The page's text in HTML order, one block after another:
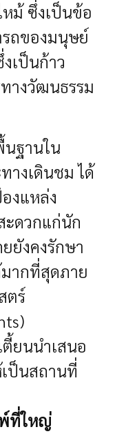
หม้ ซึ่งเป็นข้อ
ถของมนุษย์
เป็นก้าว
างวัฒนธรรม
นฐานใน
งเดินชม ได้
งแหล่ง
ะดวกแก่นัก
ยังคงรักษา
ากที่สุดภาย
ตร์
ยนนำเสนอ
ป็นสถานที่
ที่ใหญ่